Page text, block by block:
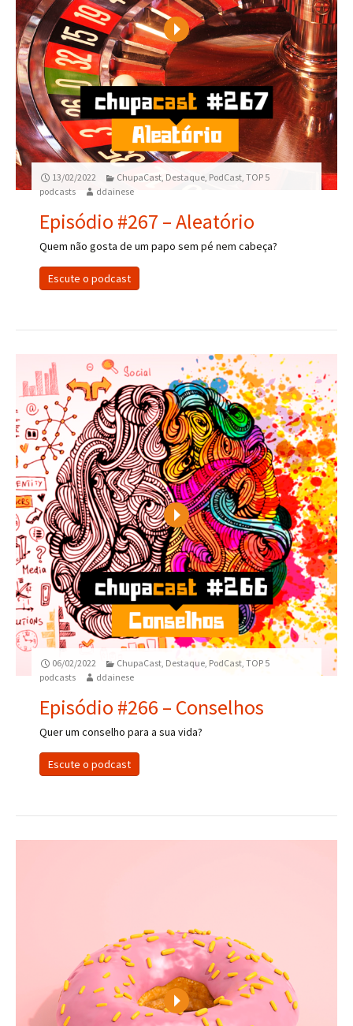
Play
13/02/2022 ChupaCast, Destaque, PodCast,TOP 5
podcasts
ddainese
Episódio #267 – Aleatório
Quem não gosta de um papo sem pé nem cabeça?
Escute o podcast
Play
06/02/2022 ChupaCast, Destaque, PodCast,TOP 5
podcasts
ddainese
Episódio #266 – Conselhos
Quer um conselho para a sua vida?
Escute o podcast
Play